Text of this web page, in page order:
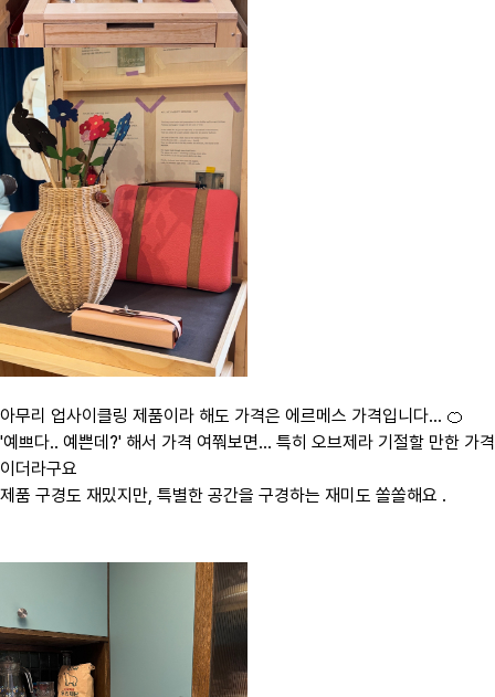
아무리 업사이클링 제품이라 해도 가격은 에르메스 가격입니다... 🍊
'예쁘다.. 예쁜데?' 해서 가격 여쭤보면... 특히 오브제라 기절할 만한 가격
이더라구요
제품 구경도 재밌지만, 특별한 공간을 구경하는 재미도 쏠쏠해요 .